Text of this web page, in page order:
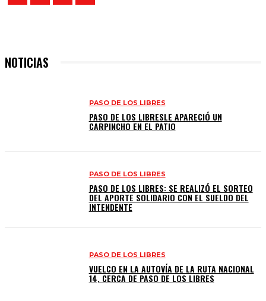
NOTICIAS
PASO DE LOS LIBRES
PASO DE LOS LIBRESLE APARECIÓ UN
CARPINCHO EN EL PATIO
PASO DE LOS LIBRES
PASO DE LOS LIBRES: SE REALIZÓ EL SORTEO
DEL APORTE SOLIDARIO CON EL SUELDO DEL
INTENDENTE
PASO DE LOS LIBRES
VUELCO EN LA AUTOVÍA DE LA RUTA NACIONAL
14, CERCA DE PASO DE LOS LIBRES